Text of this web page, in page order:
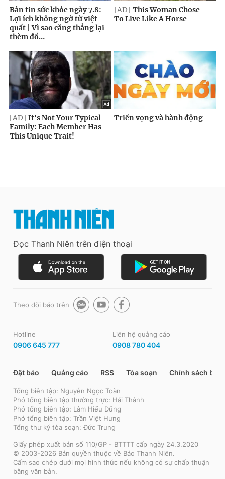
Đọc Thanh Niên trên điện thoại
Theo dõi báo trên
Hotline
0906 645 777
Liên hệ quảng cáo
0908 780 404
Đặt báo Quảng cáo RSS Tòa soạn Chính sách bảo
Tổng biên tập: Nguyễn Ngọc Toàn
Phó tổng biên tập thường trực: Hải Thành
Phó tổng biên tập: Lâm Hiếu Dũng
Phó tổng biên tập: Trần Việt Hưng
Tổng thư ký tòa soạn: Đức Trung
Giấy phép xuất bản số 110/GP - BTTTT cấp ngày 24.3.2020
© 2003-2026 Bản quyền thuộc về Báo Thanh Niên.
Cấm sao chép dưới mọi hình thức nếu không có sự chấp thuận
bằng văn bản.